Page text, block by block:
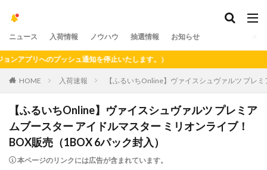
ニュース 入荷情報 ノウハウ 抽選情報 お知らせ
リへのプッシュ通知を停止いたします。）
HOME 入荷速報 【ふるいちOnline】ヴァイスシュヴァルツ プレ
【ふるいちOnline】ヴァイスシュヴァルツ プレミア
ムブースター アイドルマスター ミリオンライブ！
BOX販売（1BOX 6パック封入）
本ページのリンクには広告が含まれています。